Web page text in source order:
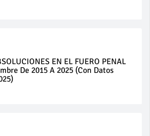
EN EL FUERO PENAL
De 2015 A 2025 (con Datos